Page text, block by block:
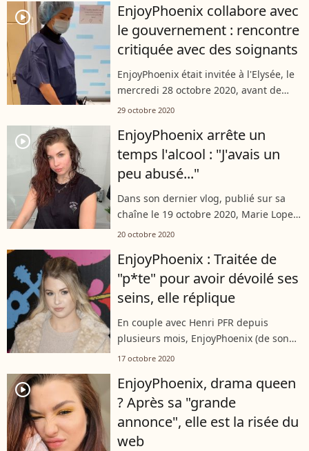
Netflix ? Sport ou flemme...
player2
EnjoyPhoenix collabore avec
le gouvernement : rencontre
critiquée avec des soignants
EnjoyPhoenix était invitée à l'Elysée, le
mercredi 28 octobre 2020, avant de
rendre visite à des soignants de la
vivement discutée sur les réseaux...
29 octobre 2020
player2
EnjoyPhoenix arrête un
temps l'alcool : "J'avais un
peu abusé..."
Dans son dernier vlog, publié sur sa
chaîne le 19 octobre 2020, Marie Lopez
a expliqué avoir arrêté de boire de
suivre Sober October. L'influenceuse...
20 octobre 2020
EnjoyPhoenix : Traitée de
"p*te" pour avoir dévoilé ses
seins, elle réplique
En couple avec Henri PFR depuis
plusieurs mois, EnjoyPhoenix (de son
vrai nom Marie Lopez) a été
dévoilé des bouts de seins sur les
réseaux sociaux....
17 octobre 2020
player2
EnjoyPhoenix, drama queen
? Après sa "grande
annonce", elle est la risée du
web